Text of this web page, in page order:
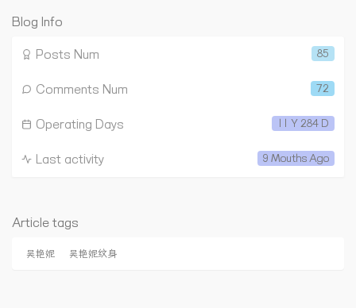
Blog Info
85
Posts Num
72
Comments Num
11 Y 284 D
Operating Days
9 Mouths Ago
Last activity
Article tags
吴艳妮 吴艳妮纹身